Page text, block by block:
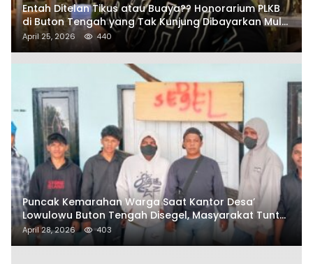
Entah Ditelan Tikus atau Buaya?? Honorarium PLKB
di Buton Tengah yang Tak Kunjung Dibayarkan Mulai
Disorot SAMURAIS
April 25, 2026 440
Puncak Kemarahan Warga Saat Kantor Desa’
Lowulowu Buton Tengah Disegel, Masyarakat Tuntut
Penetapan Tersangka
April 28, 2026 403